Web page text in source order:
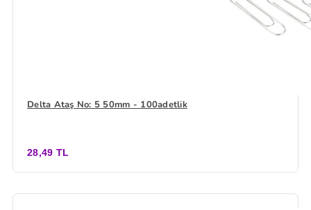
Delta Ataş No: 5 50mm - 100adetlik
28,49 TL